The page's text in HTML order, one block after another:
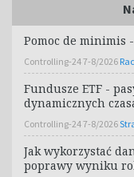
Pomoc de minimis
Controlling-24 7-8/2026
Fundusze ETF -
dynamicznych
Controlling-24 7-8/2026
Jak wykorzystać
poprawy wyniku